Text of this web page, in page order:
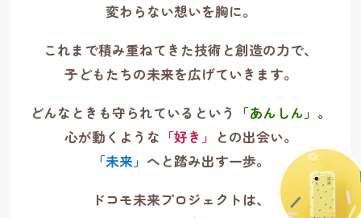
変わらない想いを胸に。
これまで積み重ねてきた技術と創造の力で、
子どもたちの未来を広げていきます。
どんなときも守られているという
「あんしん」 。
心が動くような 「好き」
との出会い。
「未来」 へと踏み出す一歩。
ドコモ未来プロジェクトは、